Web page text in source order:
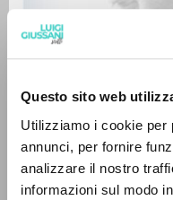
Questo sito web
Utilizziamo i cookie per
annunci, per fornire
analizzare il nostro
informazioni sul modo